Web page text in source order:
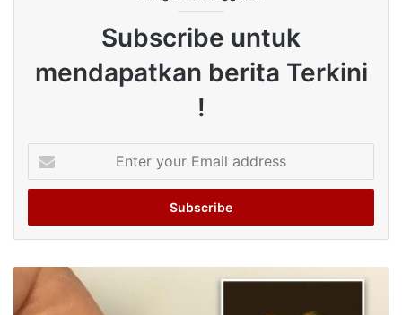
Subscribe untuk
mendapatkan berita Terkini
!
your
Email